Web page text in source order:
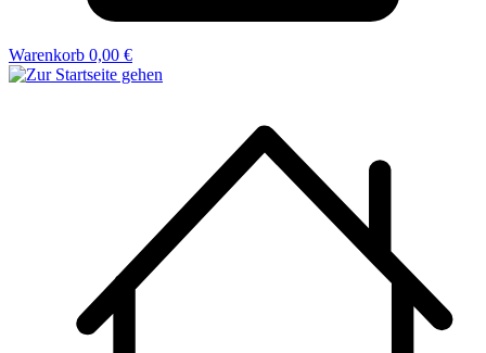
Warenkorb 0,00 €